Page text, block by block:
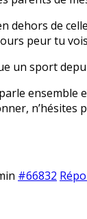
dehors de
peur tu
un sport
ensemble
#66832